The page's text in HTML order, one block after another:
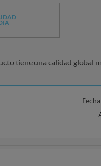
tiene una calidad global